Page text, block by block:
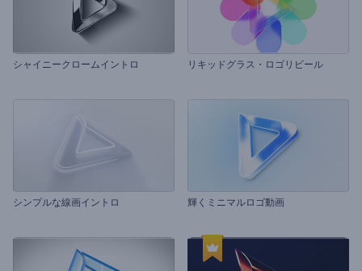
シャイニークロームイントロ リキッドグラス・ロゴリビール
シンプルな線画イントロ 輝くミニマルロゴ動画